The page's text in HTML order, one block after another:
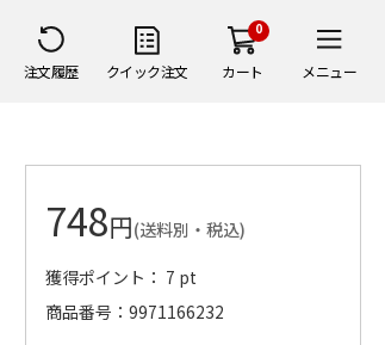
注文履歴 クイック注文
0
カート メニュー
748円(送料別・税込)
獲得ポイント： 7 pt
商品番号
9971166232